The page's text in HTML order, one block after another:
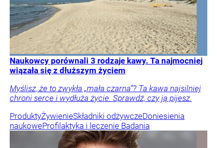
Naukowcy porównali 3 rodzaje kawy. Ta najmocniej
wiązała się z dłuższym życiem
Myślisz, że to zwykła „mała czarna”? Ta kawa najsilniej
chroni serce i wydłuża życie. Sprawdź, czy ją pijesz.
ProduktyŻywienieSkładniki odżywczeDoniesienia
naukoweProfilaktyka i leczenie Badania